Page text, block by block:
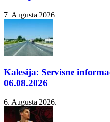
7. Augusta 2026.
Kalesija: Servisne
06.08.2026
6. Augusta 2026.